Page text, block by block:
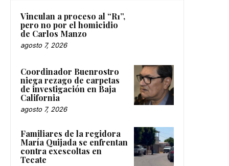
Vinculan a proceso al “R1”,
pero no por el homicidio
de Carlos Manzo
agosto 7, 2026
Coordinador Buenrostro
niega rezago de carpetas
de investigación en Baja
California
agosto 7, 2026
Familiares de la regidora
María Quijada se enfrentan
contra exescoltas en
Tecate